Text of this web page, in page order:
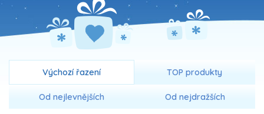
Výchozí řazení TOP produkty
Od nejlevnějších Od nejdražších